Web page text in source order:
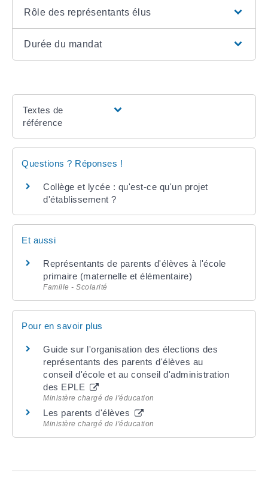
Rôle des représentants élus
Durée du mandat
Textes de
référence
Questions ? Réponses !
Collège et lycée : qu'est-ce qu'un projet
d'établissement ?
Et aussi
Représentants de parents d'élèves à l'école
primaire (maternelle et élémentaire)
Famille - Scolarité
Pour en savoir plus
Guide sur l'organisation des élections des
représentants des parents d'élèves au
conseil d'école et au conseil d'administration
des EPLE
Ministère chargé de l'éducation
Les parents d'élèves
Ministère chargé de l'éducation